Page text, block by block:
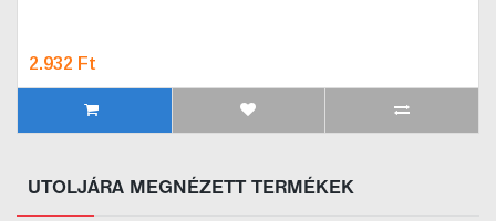
2.932 Ft
UTOLJÁRA MEGNÉZETT TERMÉKEK